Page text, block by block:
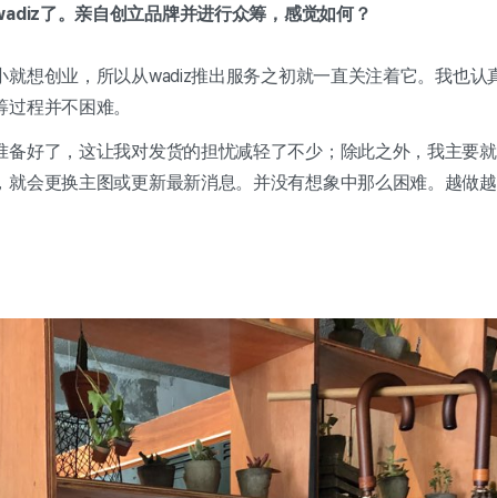
了。亲自创立品牌并进行众筹，感觉如何？
就想创业，所以从wadiz推出服务之初就一直关注着它。我也认
程并不困难。
备好了，这让我对发货的担忧减轻了不少；除此之外，我主要
就会更换主图或更新最新消息。并没有想象中那么困难。越做